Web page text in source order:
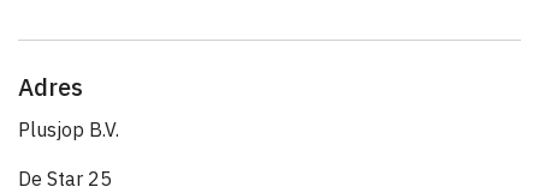
Adres
Plusjop B.V.
De Star 25